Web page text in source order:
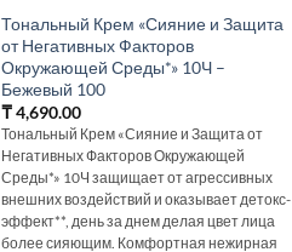
Тональный Крем «Сияние и Защита
от Негативных Факторов
Окружающей Среды*» 10Ч –
Бежевый 100
₸4,690.00
Тональный Крем «Сияние и Защита от
Негативных Факторов Окружающей
Среды*» 10Ч защищает от агрессивных
внешних воздействий и оказывает детокс-
эффект**, день за днем делая цвет лица
более сияющим. Комфортная нежирная